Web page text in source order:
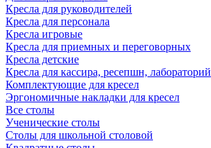
Кресла для руководителей
Кресла для персонала
Кресла игровые
Кресла для приемных и переговорных
Кресла детские
Кресла для кассира, ресепшн, лабораторий
Комплектующие для кресел
Эргономичные накладки для кресел
Все столы
Ученические столы
Столы для школьной столовой